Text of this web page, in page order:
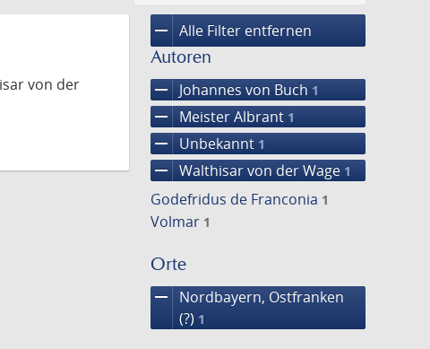
remove Alle Filter entfernen
Autoren
remove Johannes von Buch 1
remove Meister Albrant 1
remove Unbekannt 1
remove Walthisar von der Wage 1
Godefridus de Franconia 1
Volmar 1
Orte
remove
Nordbayern, Ostfranken
(?) 1
von der